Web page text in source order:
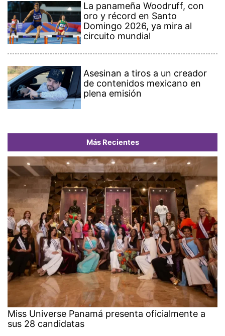
La panameña Woodruff, con
oro y récord en Santo
Domingo 2026, ya mira al
circuito mundial
Asesinan a tiros a un creador
de contenidos mexicano en
plena emisión
Más Recientes
Miss Universe Panamá presenta oficialmente a
sus 28 candidatas